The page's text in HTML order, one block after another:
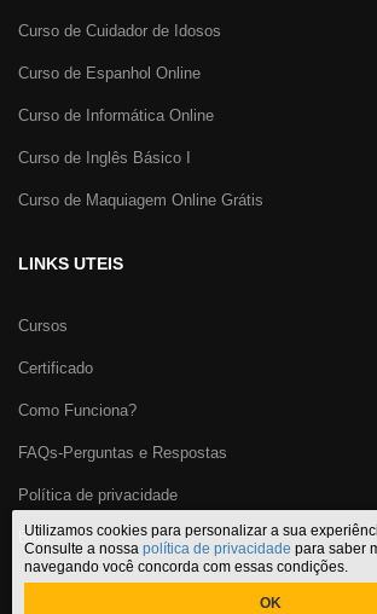
Curso de Cuidador de Idosos
Curso de Espanhol Online
Curso de Informática Online
Curso de Inglês Básico I
Curso de Maquiagem Online Grátis
LINKS UTEIS
Cursos
Certificado
Como Funciona?
FAQs-Perguntas e Respostas
Política de privacidade
Blog
Utilizamos cookies para personalizar a sua
Consulte a nossa política de privacidade para saber
navegando você concorda com essas condições.
OK